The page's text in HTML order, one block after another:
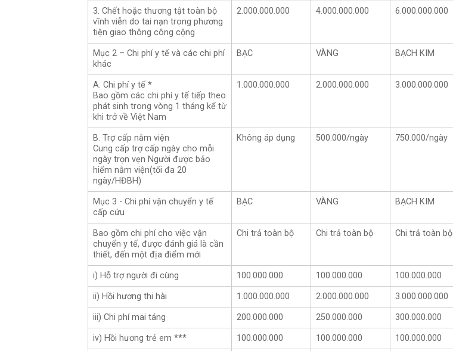
3. Chết hoặc thương tật toàn bộ
vĩnh viễn do tai nạn trong phương
tiện giao thông công cộng
2.000.000.000 4.000.000.000 6.000.000.000
Mục 2 – Chi phí y tế và các chi phí
khác
BẠC VÀNG BẠCH KIM
A. Chi phí y tế *
Bao gồm các chi phí y tế tiếp theo
phát sinh trong vòng 1 tháng kể từ
khi trở về Việt Nam
1.000.000.000 2.000.000.000 3.000.000.000
B. Trợ cấp nằm viện
Cung cấp trợ cấp ngày cho mỗi
ngày trọn vẹn Người được bảo
hiểm nằm viện(tối đa 20
ngày/HĐBH)
Không áp dụng 500.000/ngày 750.000/ngày
Mục 3 - Chi phí vận chuyển y tế
cấp cứu
BẠC VÀNG BẠCH KIM
Bao gồm chi phí cho việc vận
chuyển y tế, được đánh giá là cần
thiết, đến một địa điểm mới
Chi trả toàn bộ Chi trả toàn bộ Chi trả toàn bộ
i) Hỗ trợ người đi cùng 100.000.000 100.000.000 100.000.000
ii) Hồi hương thi hài 1.000.000.000 2.000.000.000 3.000.000.000
iii) Chi phí mai táng 200.000.000 250.000.000 300.000.000
iv) Hồi hương trẻ em *** 100.000.000 100.000.000 100.000.000